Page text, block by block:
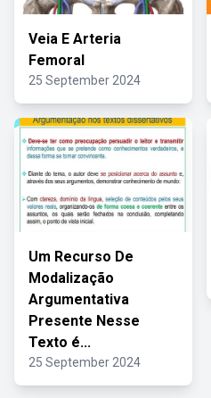
Veia E Arteria
Femoral
25 September 2024
Um Recurso De
Modalização
Argumentativa
Presente Nesse
Texto é...
25 September 2024